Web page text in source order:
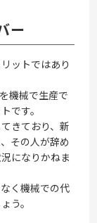
ー
ットではあり
機械で生産で
です。
きており、新
その人が辞め
になりかねま
く機械での代
う。